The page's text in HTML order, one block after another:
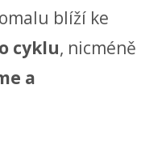
blíží ke
cyklu, nicméně
a